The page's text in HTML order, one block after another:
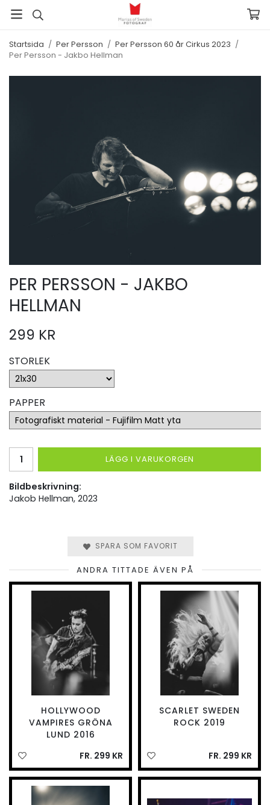
Startsida / Per Persson / Per Persson 60 år Cirkus 2023 /
Per Persson - Jakbo Hellman
PER PERSSON - JAKBO
HELLMAN
299 KR
STORLEK
PAPPER
LÄGG I VARUKORGEN
Bildbeskrivning:
Jakob Hellman, 2023
SPARA SOM FAVORIT
ANDRA TITTADE ÄVEN PÅ
HOLLYWOOD
VAMPIRES GRÖNA
LUND 2016
FR. 299 KR
SCARLET SWEDEN
ROCK 2019
FR. 299 KR